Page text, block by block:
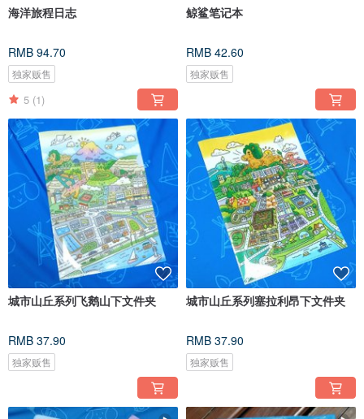
海洋旅程日志
RMB 94.70
独家贩售
5 (1)
鲸鲨笔记本
RMB 42.60
独家贩售
城市山丘系列飞鹅山下文件夹
RMB 37.90
独家贩售
城市山丘系列塞拉利昂下文件夹
RMB 37.90
独家贩售